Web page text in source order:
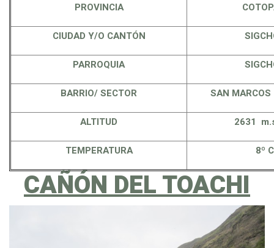
PROVINCIA
CIUDAD Y/O CANTÓN
PARROQUIA
BARRIO/ SECTOR SAN
ALTITUD 2631
TEMPERATURA 8º C
CAÑÓN DEL TOACHI